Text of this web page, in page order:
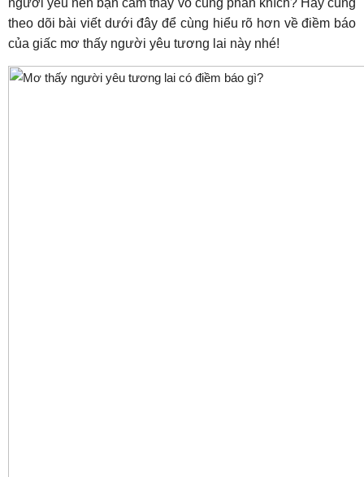
người yêu nên bạn cảm thấy vô cùng phấn khích? Hãy cùng
theo dõi bài viết dưới đây để cùng hiểu rõ hơn về điềm báo
của giấc mơ thấy người yêu tương lai này nhé!